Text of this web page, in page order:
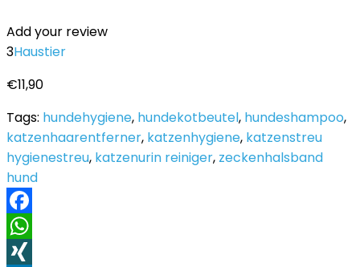
Add your review
3Haustier
€11,90
Tags: hundehygiene, hundekotbeutel, hundeshampoo,
katzenhaarentferner, katzenhygiene, katzenstreu
hygienestreu, katzenurin reiniger, zeckenhalsband
hund
Facebook
WhatsApp